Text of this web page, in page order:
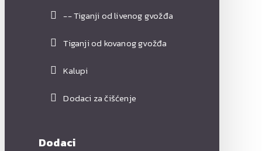
-- Tiganji od livenog gvožđa
Tiganji od kovanog gvožđa
Kalupi
Dodaci za čišćenje
Dodaci